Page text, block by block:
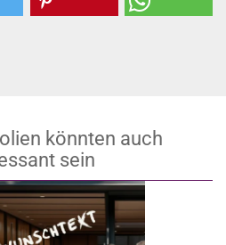
könnten auch
sein